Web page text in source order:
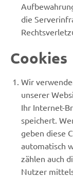
die
Cookies
Wir
unserer
Ihr Internet-
speichert.
geben diese
automatisch
zählen auch
Nutzer